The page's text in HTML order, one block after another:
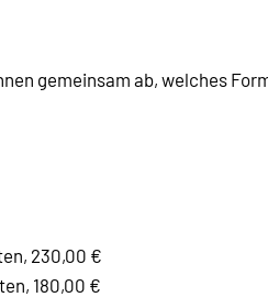
gemeinsam ab, welches
230,00 €
180,00 €